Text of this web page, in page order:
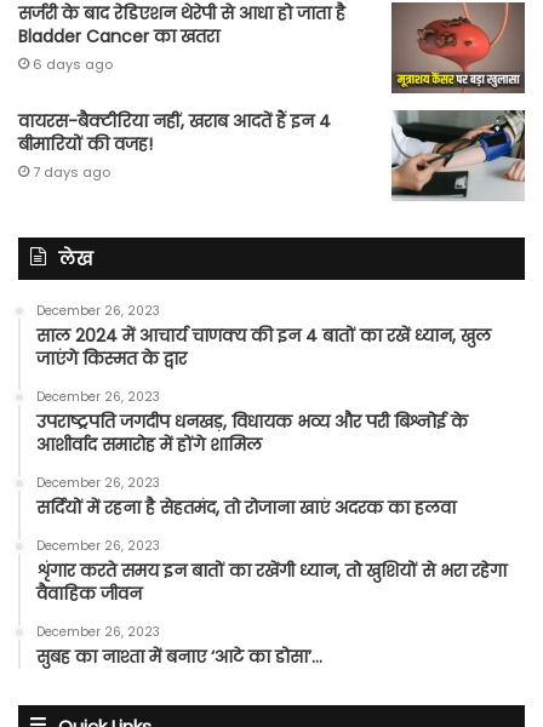
सर्जरी के बाद रेडिएशन थेरेपी से आधा हो जाता है
Bladder Cancer का खतरा
6 days ago
वायरस-बैक्टीरिया नहीं, खराब आदतें हैं इन 4
बीमारियों की वजह!
7 days ago
लेख
December 26, 2023
साल 2024 में आचार्य चाणक्य की इन 4 बातों का रखें ध्यान, खुल
जाएंगे किस्मत के द्वार
December 26, 2023
उपराष्ट्रपति जगदीप धनखड़, विधायक भव्य और परी बिश्नोई के
आशीर्वाद समारोह में होंगे शामिल
December 26, 2023
सर्दियों में रहना है सेहतमंद, तो रोजाना खाएं अदरक का हलवा
December 26, 2023
शृंगार करते समय इन बातों का रखेंगी ध्यान, तो खुशियों से भरा रहेगा
वैवाहिक जीवन
December 26, 2023
सुबह का नाश्ता में बनाए ‘आटे का डोसा’…